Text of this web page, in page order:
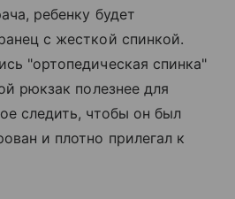
ребенку будет
с жесткой спинкой.
"ортопедическая спинка"
рюкзак полезнее для
следить, чтобы он был
и плотно прилегал к